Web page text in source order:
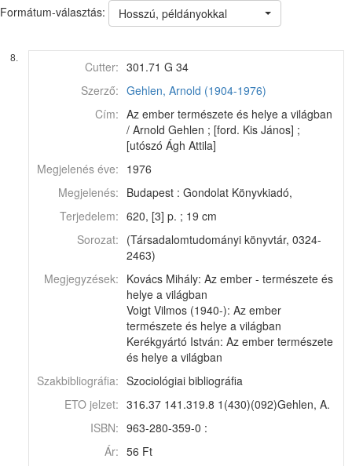
Formátum-választás: Hosszú, példányokkal
8.
Cutter: 301.71 G 34
Szerző: Gehlen, Arnold (1904-1976)
Cím: Az ember természete és helye a világban
/ Arnold Gehlen ; [ford. Kis János] ;
[utószó Ágh Attila]
Megjelenés éve: 1976
Megjelenés: Budapest : Gondolat Könyvkiadó,
Terjedelem: 620, [3] p. ; 19 cm
Sorozat: (Társadalomtudományi könyvtár, 0324-
2463)
Megjegyzések: Kovács Mihály: Az ember - természete és
helye a világban
Voigt Vilmos (1940-): Az ember
természete és helye a világban
Kerékgyártó István: Az ember természete
és helye a világban
Szakbibliográfia: Szociológiai bibliográfia
ETO jelzet: 316.37 141.319.8 1(430)(092)Gehlen, A.
ISBN: 963-280-359-0 :
Ár: 56 Ft